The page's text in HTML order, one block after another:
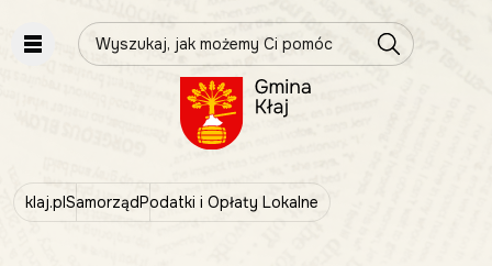
Wpisz szukaną frazę
klaj.plSamorządPodatki i Opłaty Lokalne